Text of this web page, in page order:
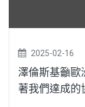
2025-02-16
澤倫斯基籲歐
著我們達成的